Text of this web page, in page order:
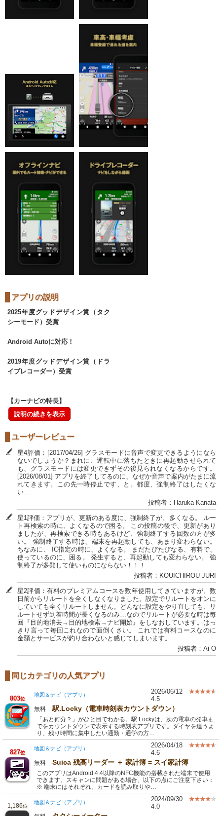
アプリの説明
2025年度グッドデザイン賞（タク
シーモード）受賞
Android Autoに対応！
2019年度グッドデザイン賞（ドラ
イブレコーダー）受賞
【カーナビの特長】
説明の続きを表示
ユーザーレビュー
星4評価：[2017/04/26] グラスモードに音声で変更できるようになら
ないでしょうか？まれに、運転中に落ちたときに再起動させられて
も、グラスモードには変更できずその後見られなくなるからです。
[2026/08/01] アプリを終了してるのに、なぜか音声で案内がたまに流
れてきます。この先一時停止です、と。都度、強制終了はしたくな
い…
投稿者：Haruka Kanata
星1評価：アプリが、更新のある度に、強制終了が、多くなる。 ルー
ト再検索の時に、よくなるので困る。 この投稿の後で、更新があり
ましたが、再検索できる時もあるけど、強制終了する回数の方が多
い。 強制終了する時は、端末を再起動しても、あまり変わらない。
ちなみに、 IC指定の時に、よくなる。 まだたびたびなる、有料で、
使っているのに、困る。 発生すると、再起動しても変わらない。 強
制終了が多発して使いものにならない！！！
投稿者：KOUICHIROU JURI
星2評価：有料のプレミアムコースを数年使用してきていますが、数
日前からリルートを全くしなくなりました。設定でリルートをオンに
していても全くリルートしません。どんなに設定をやり直しても、リ
ルートせず到着時間が長くなるのみ…なのでリルートが必要な時は毎
回『目的地消去→目的地検索→ナビ開始』をしなおしています。はっ
きり言って毎回これなので面倒くさい。 これでは有料コースなのに
金額とサービスが釣り合わないと感じてしまいます。
投稿者：Ai O
同じカテゴリの人気アプリ
803位
地図＆ナビ（アプリ）
2026/06/12
4.5
無料 駅.Locky（電車時刻表カウントダウン）
「あと何分？」がひと目でわかる。駅.Lockyは、次の電車の発車ま
でをカウントダウンで表示する時刻表アプリです。ダイヤを追うよ
り、残り時間に集中したい通勤・通学の方…
827位
地図＆ナビ（アプリ）
2026/04/18
4.6
無料 Suica 残高リーダー ＋ 家計簿 = スイ家計簿
このアプリはAndroid 4.4以降のNFC機能の搭載された端末で使用
できます。スキャンに問題がある場合、以下の点にご注意下さい：
※ 端末にはそれぞれ、カードを読み取りや…
1,186位
地図＆ナビ（アプリ）
2024/09/30
4.0